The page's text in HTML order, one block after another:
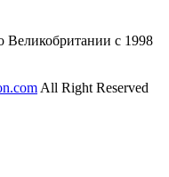
Великобритании с 1998
All Right Reserved